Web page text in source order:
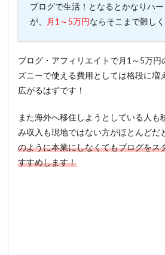
ブログで生活！となるとかなりハ
が、
月1～5万円ならそこまで難し
ブログ・アフィリエイトで月1～5万円
ズニーで使える費用としては格段に増
広がるはずです！
また海外へ移住しようとしている人も
み収入も現地ではない方がほとんどだ
のように本業にしなくてもブログをス
すすめします！